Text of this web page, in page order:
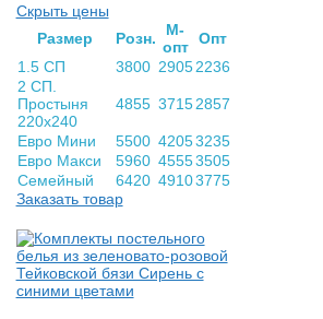
Скрыть цены
Раз­мер
Розн.
М-
опт Опт
1.5 СП
3800 2905 2236
2 СП.
Простыня
220х240
4855 3715 2857
Евро Мини 5500 42053235
Евро Макси
5960 45553505
Семейный
6420 49103775
Заказать товар